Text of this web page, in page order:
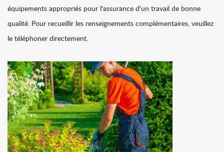
équipements appropriés pour l'assurance d'un travail de bonne
qualité. Pour recueillir les renseignements complémentaires, veuillez
le téléphoner directement.